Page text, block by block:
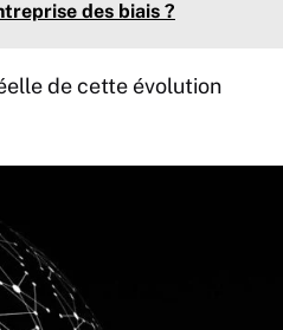
des biais ?
de cette évolution